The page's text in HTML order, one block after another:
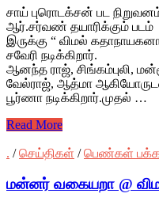
சாய் புரொடக்சன் பட
ஆர்.சர்வண் தயாரிக்கும்
இருக்கு “ விமல்
சவேரி
ஆனந்த ராஜ், சிங்கம்புலி,
வேல்ராஜ், ஆத்மா
பூர்ணா நடிக்கிறார்.முதல் …
Read More
. /செய்திகள் /பெண்கள்
மன்னர் வகையறா @